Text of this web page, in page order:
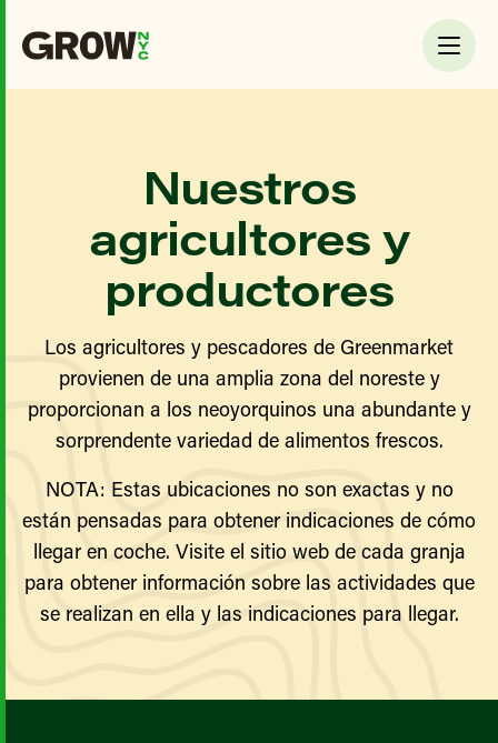
Nuestros
agricultores y
productores
Los agricultores y pescadores de Greenmarket
provienen de una amplia zona del noreste y
proporcionan a los neoyorquinos una abundante y
sorprendente variedad de alimentos frescos.
NOTA: Estas ubicaciones no son exactas y no
están pensadas para obtener indicaciones de cómo
llegar en coche. Visite el sitio web de cada granja
para obtener información sobre las actividades que
se realizan en ella y las indicaciones para llegar.